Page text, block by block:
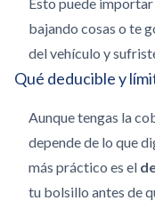
bajando cosas o te
del vehículo y
Qué deducible y
Aunque tengas la
depende de lo que
más práctico es el
tu bolsillo antes de